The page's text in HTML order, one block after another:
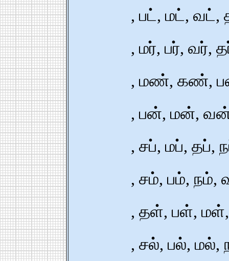
, பட், மட், வட்,
, மர், பர், வர்,
, மண், கண்,
, பன், மன்,
, சப், மப், தப்,
, சம், பம், நம்,
, தள், பள், மள்,
, சல், பல், மல்,